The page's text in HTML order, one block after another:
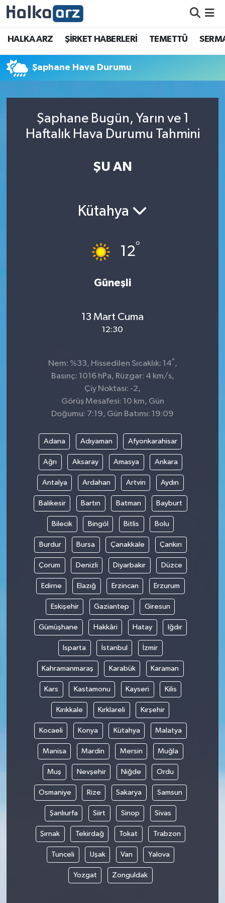
HALKA ARZ ŞİRKET HABERLERİ TEMETTÜ
Şaphane Hava Durumu
Şaphane Bugün, Yarın ve 1
Haftalık Hava Durumu Tahmini
ŞU AN
Kütahya
12°
Güneşli
13 Mart Cuma
12:30
Nem: %33, Hissedilen Sıcaklık: 14°,
Basınç: 1016 hPa, Rüzgar: 4 km/s,
Çiy Noktası: -2,
Görüş Mesafesi: 10 km, Gün
Doğumu: 7:19, Gün Batımı: 19:09
Adana Adıyaman Afyonkarahisar
Ağrı Aksaray Amasya Ankara
Antalya Ardahan Artvin Aydın
Balıkesir Bartın Batman Bayburt
Bilecik Bingöl Bitlis Bolu
Burdur Bursa Çanakkale Çankırı
Çorum Denizli Diyarbakır Düzce
Edirne Elazığ Erzincan Erzurum
Eskişehir Gaziantep Giresun
Gümüşhane Hakkâri Hatay Iğdır
Isparta İstanbul İzmir
Kahramanmaraş Karabük Karaman
Kars Kastamonu Kayseri Kilis
Kırıkkale Kırklareli Kırşehir
Kocaeli Konya Kütahya Malatya
Manisa Mardin Mersin Muğla
Muş Nevşehir Niğde Ordu
Osmaniye Rize Sakarya Samsun
Şanlıurfa Siirt Sinop Sivas
Şırnak Tekirdağ Tokat Trabzon
Tunceli Uşak Van Yalova
Yozgat Zonguldak
HALKA ARZ
SERMAYE ARTIRIMI
TEMETTÜ
İletişim